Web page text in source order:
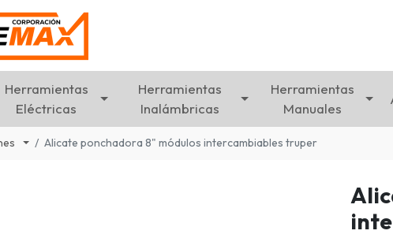
Herramientas
Eléctricas
Herramientas
Inalámbricas
Herramientas
Manuales
Alicate ponchadora 8" módulos intercambiables truper